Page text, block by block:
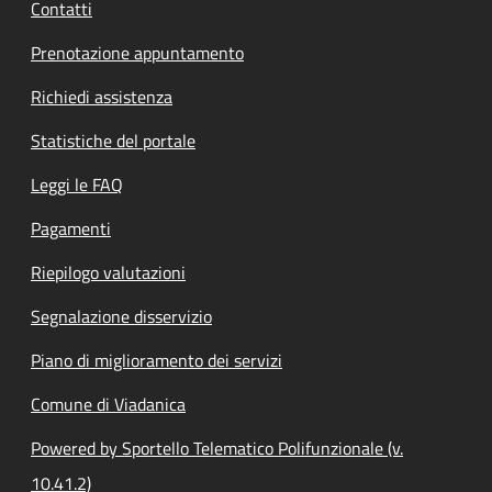
Contatti
Prenotazione appuntamento
Richiedi assistenza
Statistiche del portale
Leggi le FAQ
Pagamenti
Riepilogo valutazioni
Segnalazione disservizio
Piano di miglioramento dei servizi
Comune di Viadanica
Powered by Sportello Telematico Polifunzionale (v.
10.41.2)